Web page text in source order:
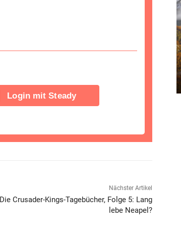
Login mit Steady
Nächster Artikel
Die Crusader-Kings-Tagebücher, Folge 5: Lang
lebe Neapel?